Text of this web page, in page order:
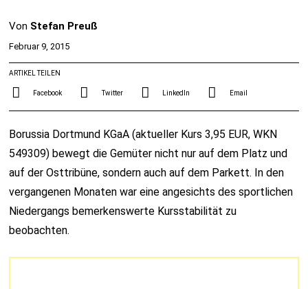
Von Stefan Preuß
Februar 9, 2015
ARTIKEL TEILEN
Facebook Twitter LinkedIn Email
Borussia Dortmund KGaA (aktueller Kurs 3,95 EUR, WKN
549309) bewegt die Gemüter nicht nur auf dem Platz und
auf der Osttribüne, sondern auch auf dem Parkett. In den
vergangenen Monaten war eine angesichts des sportlichen
Niedergangs bemerkenswerte Kursstabilität zu
beobachten.